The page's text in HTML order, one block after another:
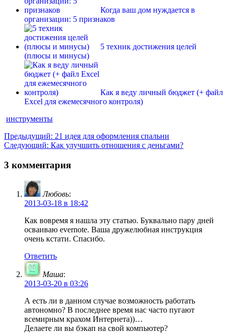
Когда ваш дом нуждается в
организации: 5 признаков
5 техник достижения целей
(плюсы и минусы)
Как я веду личный бюджет (+ файл
Excel для ежемесячного контроля)
инструменты
Навигация
по
записям
Предыдущий: Предыдущая
запись:
21 идея для оформления спальни
Следующий: Следующая
Как улучшить отношения с деньгами?
3 комментария
Любовь:
2013-03-18 в 18:42
Как вовремя я нашла эту статью. Буквально пару дней
осваиваю evernote. Ваша дружелюбная инструкция
очень кстати. Спасибо.
Ответить
Маша:
2013-03-20 в 03:26
А есть ли в данном случае возможность работать
автономно? В последнее время нас часто пугают
всемирным крахом Интернета))…
Делаете ли вы бэкап на свой компьютер?